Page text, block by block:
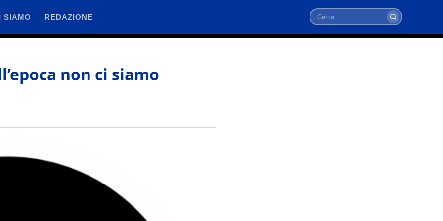
SIAMO REDAZIONE
Cerca
non ci siamo